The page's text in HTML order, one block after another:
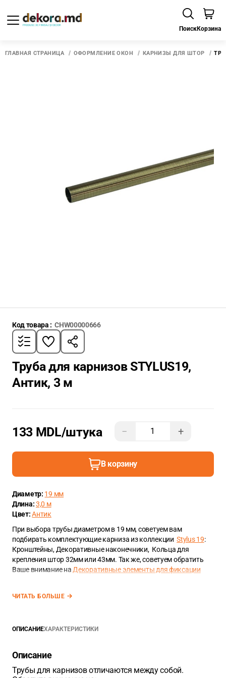
ПоискКорзина
ГЛАВНАЯ СТРАНИЦА ОФОРМЛЕНИЕ ОКОН КАРНИЗЫ ДЛЯ ШТОР
Код товара : CHW00000666
Труба для карнизов STYLUS19,
Антик, 3 м
133 MDL/штука − +
В корзину
Диаметр: 19 мм
Длина:3,0 м
Цвет:Антик
При выбора трубы диаметром в 19 мм, советуем вам
подбирать комплектующие карниза из коллекцииStylus 19:
Кронштейны, Декоративные наконечники, Кольца для
крепления штор 32мм или 43мм. Так же, советуем обратить
Ваше внимание на Декоративные элементы для фиксации
ЧИТАТЬ БОЛЬШЕ
ОПИСАНИЕХАРАКТЕРИСТИКИ
Описание
Трубы для карнизов отличаются между собой.